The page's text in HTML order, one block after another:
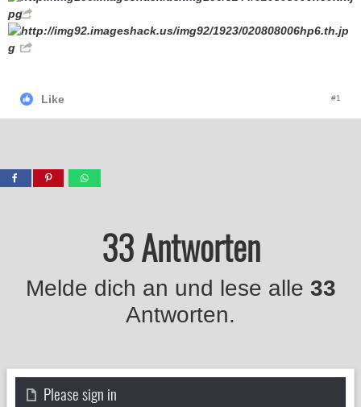
Like #1
33 Antworten
Melde dich an und lese alle 33
Antworten.
Please sign in